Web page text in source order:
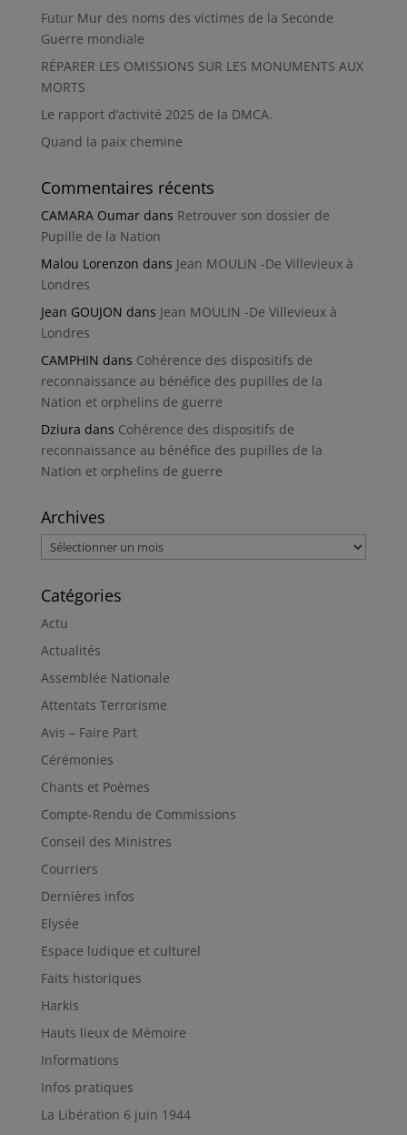
Futur Mur des noms des victimes de la Seconde
Guerre mondiale
RÉPARER LES OMISSIONS SUR LES MONUMENTS AUX
MORTS
Le rapport d’activité 2025 de la DMCA.
Quand la paix chemine
Commentaires récents
CAMARA Oumardans Retrouver son dossier de
Pupille de la Nation
Malou Lorenzon dans Jean MOULIN -De Villevieux à
Londres
Jean GOUJON dans Jean MOULIN -De Villevieux à
Londres
CAMPHIN dans Cohérence des dispositifs de
reconnaissance au bénéfice des pupilles de la
Nation et orphelins de guerre
Dziura dans Cohérence des dispositifs de
reconnaissance au bénéfice des pupilles de la
Nation et orphelins de guerre
Archives
Archives
Catégories
Actu
Actualités
Assemblée Nationale
Attentats Terrorisme
Avis – Faire Part
Cérémonies
Chants et Poèmes
Compte-Rendu de Commissions
Conseil des Ministres
Courriers
Dernières infos
Elysée
Espace ludique et culturel
Faits historiques
Harkis
Hauts lieux de Mémoire
Informations
Infos pratiques
La Libération 6 juin 1944